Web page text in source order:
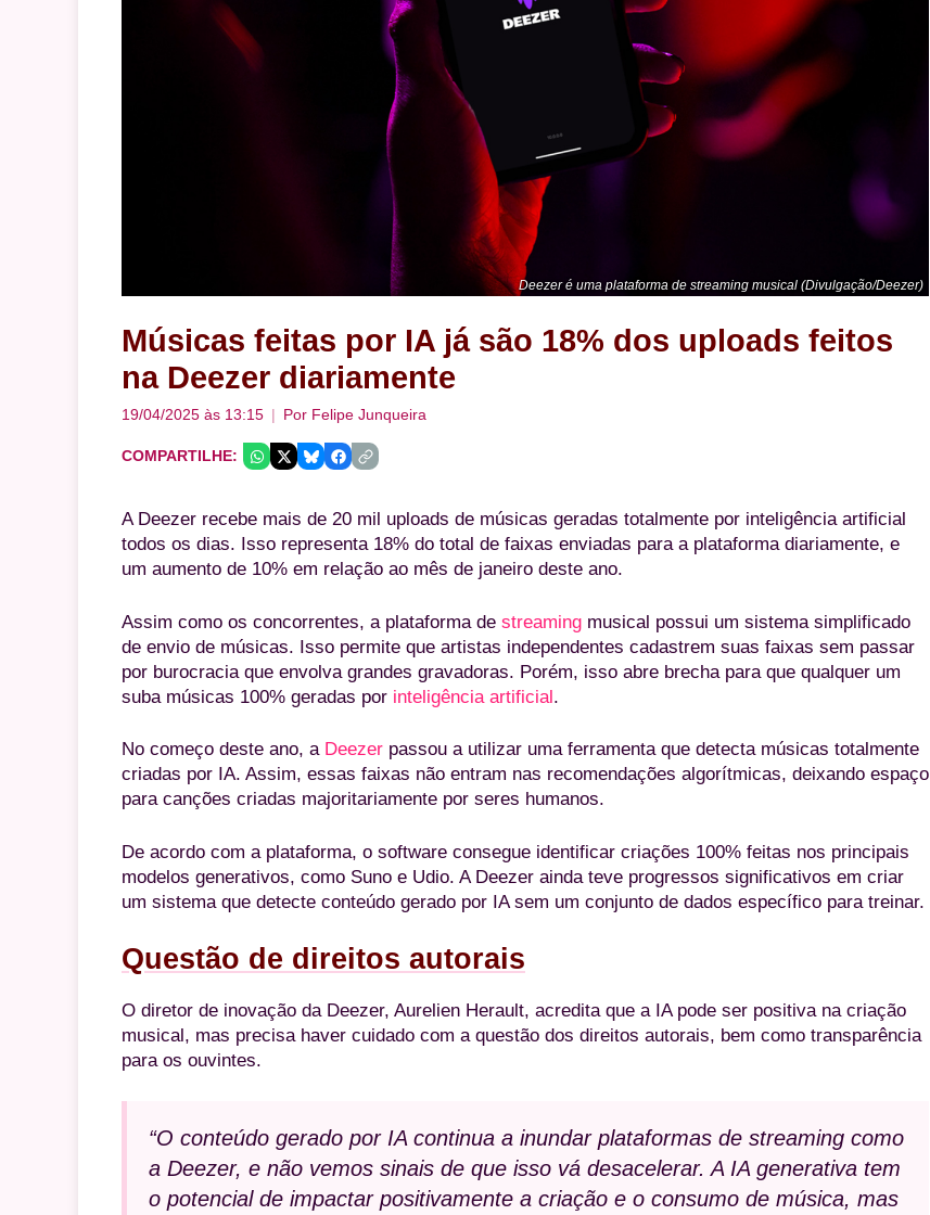
Deezer é uma plataforma de streaming musical (Divulgação/Deezer)
Músicas feitas por IA já são 18% dos uploads feitos
na Deezer diariamente
19/04/2025 às 13:15 Por Felipe Junqueira
COMPARTILHE:
A Deezer recebe mais de 20 mil uploads de músicas geradas totalmente por inteligência artificial
todos os dias. Isso representa 18% do total de faixas enviadas para a plataforma diariamente, e
um aumento de 10% em relação ao mês de janeiro deste ano.
Assim como os concorrentes, a plataforma de streaming musical possui um sistema simplificado
de envio de músicas. Isso permite que artistas independentes cadastrem suas faixas sem passar
por burocracia que envolva grandes gravadoras. Porém, isso abre brecha para que qualquer um
suba músicas 100% geradas por inteligência artificial.
No começo deste ano, a Deezer passou a utilizar uma ferramenta que detecta músicas totalmente
criadas por IA. Assim, essas faixas não entram nas recomendações algorítmicas, deixando espaço
para canções criadas majoritariamente por seres humanos.
De acordo com a plataforma, o software consegue identificar criações 100% feitas nos principais
modelos generativos, como Suno e Udio. A Deezer ainda teve progressos significativos em criar
um sistema que detecte conteúdo gerado por IA sem um conjunto de dados específico para treinar.
Questão de direitos autorais
O diretor de inovação da Deezer, Aurelien Herault, acredita que a IA pode ser positiva na criação
musical, mas precisa haver cuidado com a questão dos direitos autorais, bem como transparência
para os ouvintes.
“O conteúdo gerado por IA continua a inundar plataformas de streaming como
a Deezer, e não vemos sinais de que isso vá desacelerar. A IA generativa tem
o potencial de impactar positivamente a criação e o consumo de música, mas